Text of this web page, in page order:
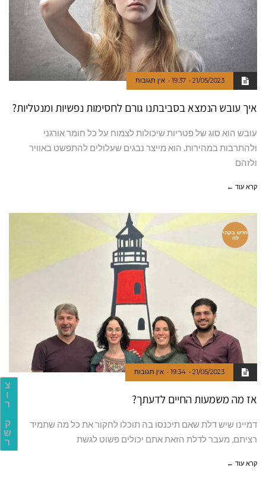
צ
ו
ר
ק
ש
ר
21/05/2023
19:37 אין תגובות
איך עובש הנמצא בסביבתנו גורם לחסימות נפשיות ומנטליות?
עובש הוא סוג של פטריות שיכולות לצמוח על כל חומר אורגני
ולהתרבות במהירות. הוא מייצר נבגים שעלולים להתפשט באוויר
ולזהם
קרא עוד ←
חדש בקהי
לה
21/05/2023
19:34 אין תגובות
אז מה משמעות החיים לדעתך?
דמיינו שיש דלת שאם תיכנסו בה תוכלו לחקור את כל מה שתמיד
רציתם, מעבר לדלת הזאת אתם יכולים פשוט לגשת
קרא עוד ←